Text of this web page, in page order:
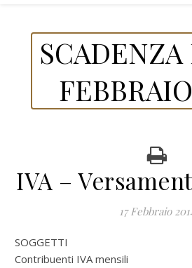
SCADENZA
IVA –
17 Febbraio
SOGGETTI
Contribuenti IVA mensili